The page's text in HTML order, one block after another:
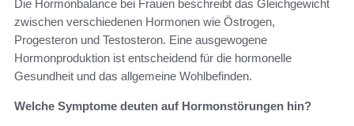
Die Hormonbalance bei Frauen beschreibt das Gleichgewicht
zwischen verschiedenen Hormonen wie Östrogen,
Progesteron und Testosteron. Eine ausgewogene
Hormonproduktion ist entscheidend für die hormonelle
Gesundheit und das allgemeine Wohlbefinden.
Welche Symptome deuten auf Hormonstörungen hin?